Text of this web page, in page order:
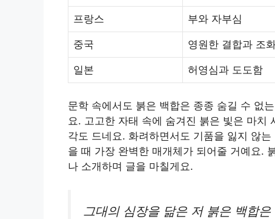
프랑스 부와 자부심
중국 영원한 결합과 조
일본 허영심과 도도함
문학 속에서도 붉은 백합은 종종 숨길 수 없
요. 고고한 자태 속에 숨겨진 붉은 빛은 마치
각도 드네요. 화려하면서도 기품을 잃지 않
을 때 가장 완벽한 매개체가 되어줄 거예요.
나 소개하며 글을 마칠게요.
그대의 심장을 닮은 저 붉은 백합